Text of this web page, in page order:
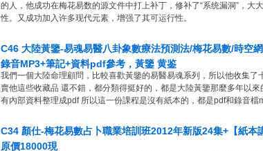
的人，他成功在梅花易数的源文件中打上补丁，修补了“系统漏洞”，大
性。又成功加入许多现代元素，增强了其可运行性。
C46 大陸黃鑒-易魂易醫八卦象數療法預測法/梅花易數/時空
錄音MP3+筆記+資料pdf參考，黃鑒 黄鉴
我們一個大陸命理顧問，比較喜歡黃鑒的易醫易魂系列，所以他收集了
賣他這些收藏品 還不錯，都分類得挺好的，都是大陸黃鑒那麼多年以來
有內部資料整理成pdf 所以這一份課程是沒有紙本的，都是pdf和錄音檔
C34 顏仕-梅花易數占卜職業培訓班2012年新版24集+【紙本
原價18000現